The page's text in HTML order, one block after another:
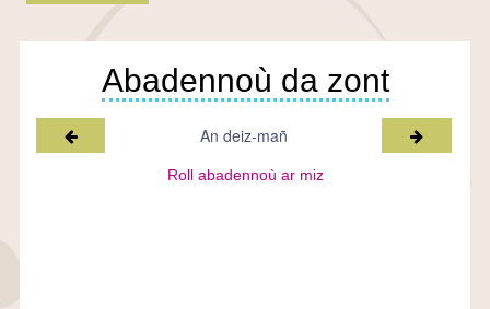
Abadennoù da zont
Miz a-raok An deiz-mañ Miz war-
Roll abadennoù ar miz